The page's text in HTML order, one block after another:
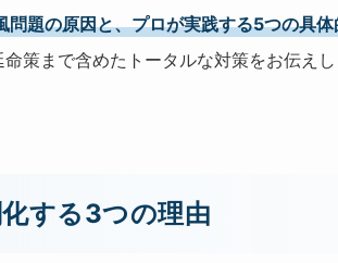
問題の原因と、プロが実践する5つの具
策まで含めたトータルな対策をお伝え
する3つの理由